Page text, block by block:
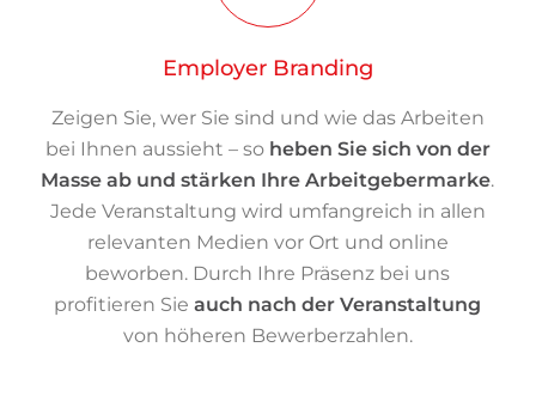
Employer Branding
Zeigen Sie, wer Sie sind und wie das Arbeiten
bei Ihnen aussieht – so heben Sie sich von der
Masse ab und stärken Ihre Arbeitgebermarke.
Jede Veranstaltung wird umfangreich in allen
relevanten Medien vor Ort und online
beworben. Durch Ihre Präsenz bei uns
profitieren Sieauch nach der Veranstaltung
von höheren Bewerberzahlen.